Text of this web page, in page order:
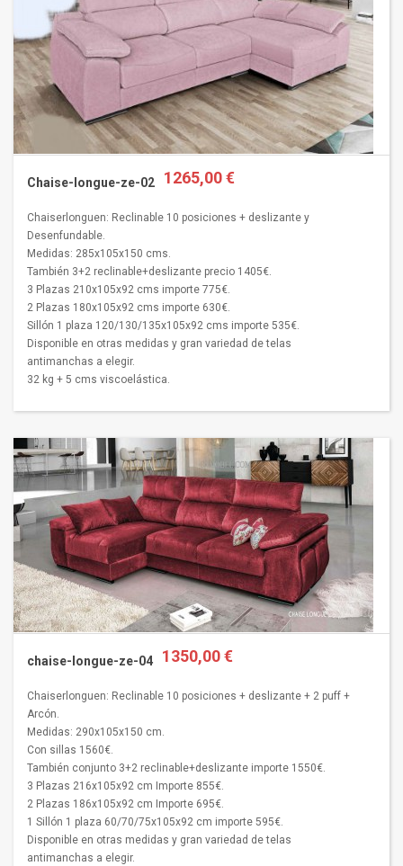
Chaise-longue-ze-02 1265,00 €
Chaiserlonguen: Reclinable 10 posiciones + deslizante y
Desenfundable.
Medidas: 285x105x150 cms.
También 3+2 reclinable+deslizante precio 1405€.
3 Plazas 210x105x92 cms importe 775€.
2 Plazas 180x105x92 cms importe 630€.
Sillón 1 plaza 120/130/135x105x92 cms importe 535€.
Disponible en otras medidas y gran variedad de telas
antimanchas a elegir.
32 kg + 5 cms viscoelástica.
chaise-longue-ze-04 1350,00 €
Chaiserlonguen: Reclinable 10 posiciones + deslizante + 2 puff +
Arcón.
Medidas: 290x105x150 cm.
Con sillas 1560€.
También conjunto 3+2 reclinable+deslizante importe 1550€.
3 Plazas 216x105x92 cm Importe 855€.
2 Plazas 186x105x92 cm Importe 695€.
1 Sillón 1 plaza 60/70/75x105x92 cm importe 595€.
Disponible en otras medidas y gran variedad de telas
antimanchas a elegir.